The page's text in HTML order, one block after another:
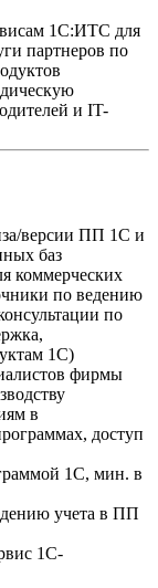
1С:ИТС для
партнеров по
и IT-
версии ПП 1С и
баз
коммерческих
по ведению
по
1С)
фирмы
в
доступ
1С, мин. в
учета в ПП
1С-